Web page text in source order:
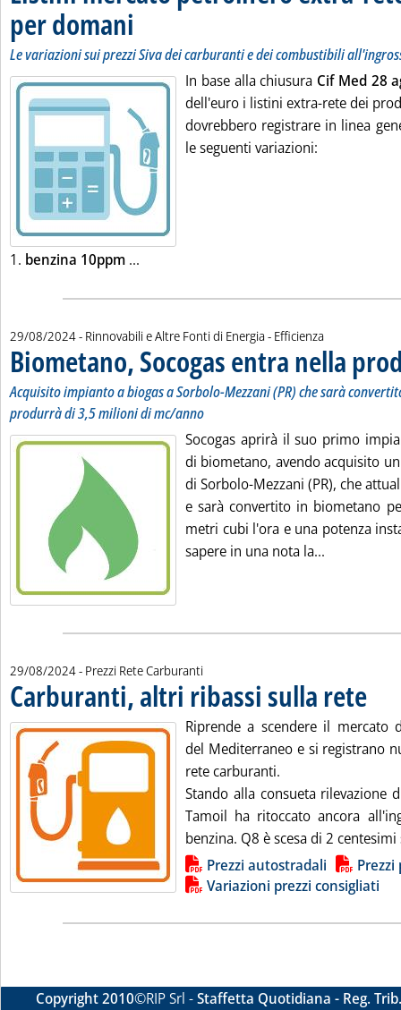
per domani . Sottotitolo: Le variazioni sui prezzi Siva dei carburanti e dei
. Pubblicata giovedì 29 agosto 2024 alle 9.27.
Le variazioni sui prezzi Siva dei carburanti e dei combustibili
In base alla chiusura Cif Med 28
dell'euro i listini extra-rete dei
dovrebbero registrare in linea
le seguenti variazioni:
1. benzina 10ppm ...
29/08/2024- Rinnovabili e Altre Fonti di Energia - Efficienza
Biometano, Socogas entra nella
Acquisito impianto a biogas a Sorbolo-Mezzani (PR) che sarà
produrrà di 3,5 milioni di mc/anno
Socogas aprirà il suo primo
di biometano, avendo acquisito
di Sorbolo-Mezzani (PR), che
e sarà convertito in biometano
metri cubi l'ora e una potenza
sapere in una nota la...
29/08/2024- Prezzi Rete Carburanti
Carburanti, altri ribassi sulla rete
Riprende a scendere il mercato
del Mediterraneo e si registrano
rete carburanti.
Stando alla consueta rilevazione
Tamoil ha ritoccato ancora
benzina. Q8 è scesa di 2
Lista allegati PDF alla notiziaPrezzi autostradali
Variazioni prezzi consigliati
Copyright 2010©RIP Srl -Staffetta Quotidiana - Reg.